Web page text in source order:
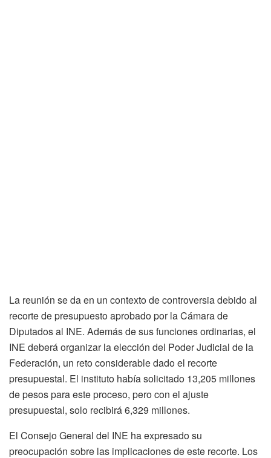
La reunión se da en un contexto de controversia debido al
recorte de presupuesto aprobado por la Cámara de
Diputados al INE. Además de sus funciones ordinarias, el
INE deberá organizar la elección del Poder Judicial de la
Federación, un reto considerable dado el recorte
presupuestal. El instituto había solicitado 13,205 millones
de pesos para este proceso, pero con el ajuste
presupuestal, solo recibirá 6,329 millones.
El Consejo General del INE ha expresado su
preocupación sobre las implicaciones de este recorte. Los